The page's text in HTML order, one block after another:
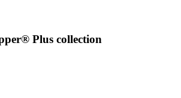
Plus collection